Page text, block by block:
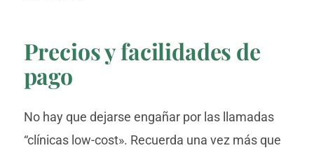
Precios y facilidades de
pago
No hay que dejarse engañar por las llamadas
“clínicas low-cost». Recuerda una vez más que